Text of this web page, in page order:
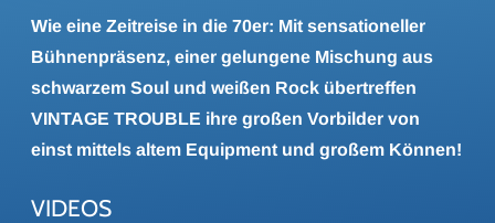
Wie eine Zeitreise in die 70er: Mit sensationeller
Bühnenpräsenz, einer gelungene Mischung aus
schwarzem Soul und weißen Rock übertreffen
VINTAGE TROUBLE ihre großen Vorbilder von
einst mittels altem Equipment und großem Können!
VIDEOS